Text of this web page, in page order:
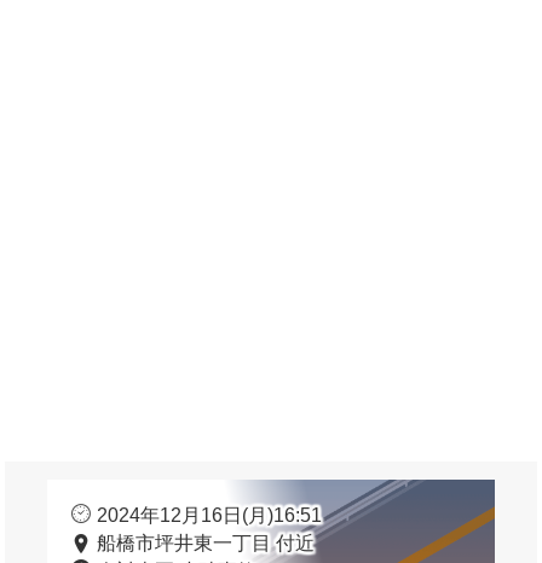
2024年12月16日(月)16:51
船橋市坪井東一丁目 付近